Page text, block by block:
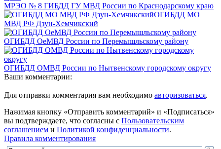
МРЭО № 8 ГИБДД ГУ МВД России по Краснодарскому краю
ОГИБДД МО
МВД РФ Дзун-Хемчикский
ОГИБДД ОеМВД России по Перемышльскому району
ОГИБДД ОМВД России по Нытвенскому городскому округу
Ваши комментарии:
Для отправки комментария вам необходимо авторизоваться.
Нажимая кнопку «Отправить комментарий» и «Подписаться»
вы подтверждаете, что согласны с Пользовательским
соглашением и Политикой конфиденциальности.
Правила комментирования